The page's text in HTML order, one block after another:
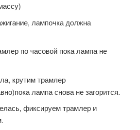
лампочка должна
по часовой пока лампа не
крутим трамлер
лампа снова не загорится.
фиксируем трамлер и